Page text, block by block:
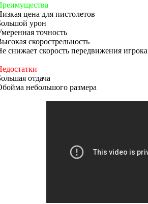
цена для пистолетов
урон
точность
скорострельность
снижает скорость передвижения игрока
отдача
небольшого размера